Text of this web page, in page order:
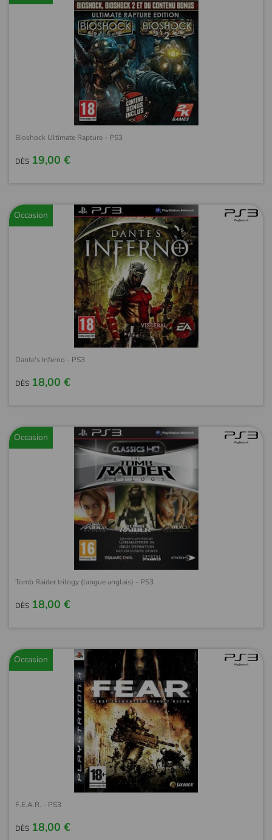
Bioshock Ultimate Rapture - PS3
DÈS 19,00 €
Occasion
Dante's Inferno - PS3
DÈS 18,00 €
Occasion
Tomb Raider trilogy (langue anglais) - PS3
DÈS 18,00 €
Occasion
F.E.A.R. - PS3
DÈS 18,00 €